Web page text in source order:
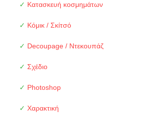
✓ Κατασκευή κοσμημάτων
✓ Κόμικ / Σκίτσό
✓ Decoupage / Ντεκουπάζ
✓ Σχέδιο
✓ Photoshop
✓ Χαρακτική